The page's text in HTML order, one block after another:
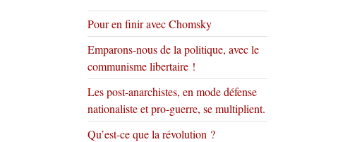
Pour en finir avec Chomsky
Emparons-nous de la politique, avec le
communisme libertaire !
Les post-anarchistes, en mode défense
nationaliste et pro-guerre, se multiplient.
Qu’est-ce que la révolution ?